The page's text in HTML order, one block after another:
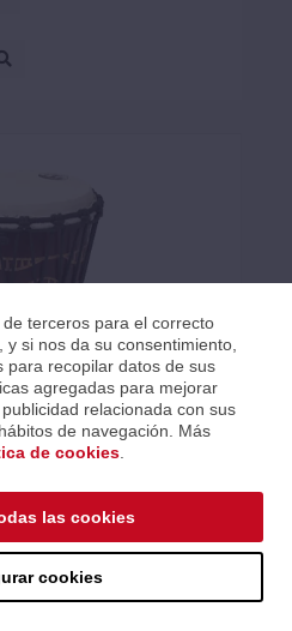
Y PARCHE BLANCO
terceros para el correcto
si nos da su consentimiento,
para recopilar datos de sus
agregadas para mejorar
relacionada con sus
de navegación. Más
de cookies
cookies
las cookies